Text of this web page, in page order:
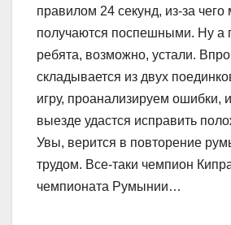
правилом 24 секунд, из-за чего
получаются поспешными. Ну а
ребята, возможно, устали.
складывается из двух
игру, проанализируем ошибки,
выезде удастся исправить
Увы, верится в повторение
трудом. Все-таки чемпион
чемпионата Румынии…